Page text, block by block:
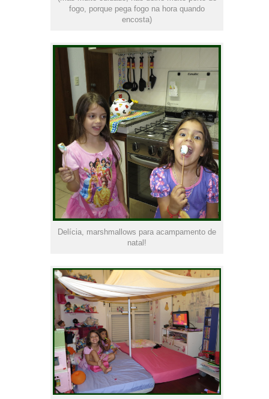
fogo, porque pega fogo na hora quando
encosta)
Delícia, marshmallows para acampamento de
natal!